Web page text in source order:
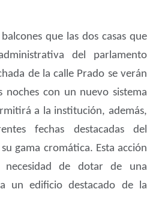
que las dos casas que
del parlamento
de la calle Prado se verán
noches con un nuevo sistema
a la institución, además,
fechas destacadas del
gama cromática. Esta acción
necesidad de dotar de una
un edificio destacado de la